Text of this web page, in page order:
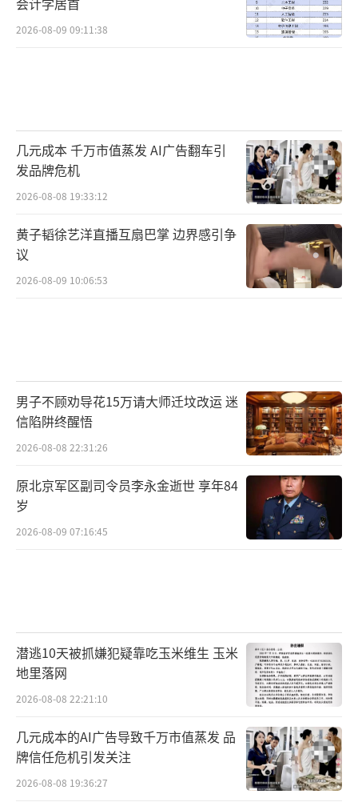
2026-08-09 09:11:38
几元成本 千万市值蒸发 AI广告翻车引
发品牌危机
2026-08-08 19:33:12
黄子韬徐艺洋直播互扇巴掌 边界感引争
议
2026-08-09 10:06:53
男子不顾劝导花15万请大师迁坟改运 迷
信陷阱终醒悟
2026-08-08 22:31:26
原北京军区副司令员李永金逝世 享年84
岁
2026-08-09 07:16:45
潜逃10天被抓嫌犯疑靠吃玉米维生 玉米
地里落网
2026-08-08 22:21:10
几元成本的AI广告导致千万市值蒸发 品
牌信任危机引发关注
2026-08-08 19:36:27